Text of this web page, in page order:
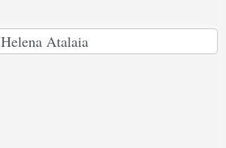
Helena Atalaia